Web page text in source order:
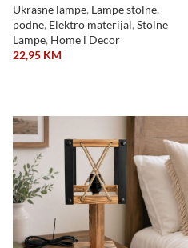
Ukrasne lampe, Lampe stolne,
podne, Elektro materijal, Stolne
Lampe, Home i Decor
22,95 KM